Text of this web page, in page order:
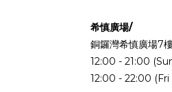
希慎廣場/
銅鑼灣希慎廣場7
12:00 - 21:00
12:00 - 22:00 (Fri